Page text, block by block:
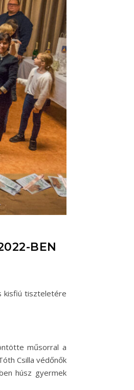
BEN
kisfiú tiszteletére
műsorral a
Csilla védőnők
húsz gyermek